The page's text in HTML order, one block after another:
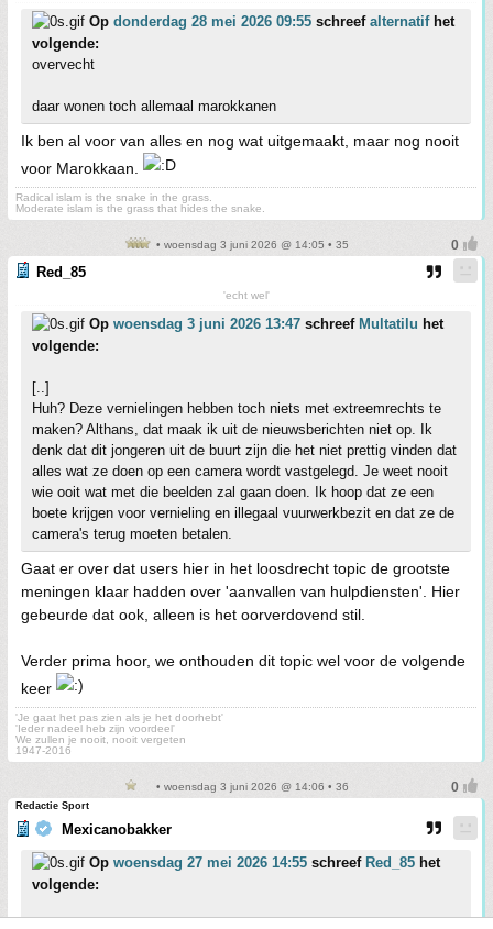
Op donderdag 28 mei 2026 09:55 schreef alternatifhet
volgende:
overvecht
daar wonen toch allemaal marokkanen
Ik ben al voor van alles en nog wat uitgemaakt, maar nog nooit
voor Marokkaan.
Radical islam is the snake in the grass.
Moderate islam is the grass that hides the snake.
• woensdag 3 juni 2026 @ 14:05 • 35
Red_85
'echt wel'
Op woensdag 3 juni 2026 13:47 schreef Multatilu het
volgende:
[..]
Huh? Deze vernielingen hebben toch niets met extreemrechts te
maken? Althans, dat maak ik uit de nieuwsberichten niet op. Ik
denk dat dit jongeren uit de buurt zijn die het niet prettig vinden dat
alles wat ze doen op een camera wordt vastgelegd. Je weet nooit
wie ooit wat met die beelden zal gaan doen. Ik hoop dat ze een
boete krijgen voor vernieling en illegaal vuurwerkbezit en dat ze de
camera's terug moeten betalen.
Gaat er over dat users hier in het loosdrecht topic de grootste
meningen klaar hadden over 'aanvallen van hulpdiensten'. Hier
gebeurde dat ook, alleen is het oorverdovend stil.
Verder prima hoor, we onthouden dit topic wel voor de volgende
keer
'Je gaat het pas zien als je het doorhebt'
'Ieder nadeel heb zijn voordeel'
We zullen je nooit, nooit vergeten
1947-2016
• woensdag 3 juni 2026 @ 14:06 • 36
Redactie Sport
Mexicanobakker
Op woensdag 27 mei 2026 14:55 schreef Red_85 het
volgende: